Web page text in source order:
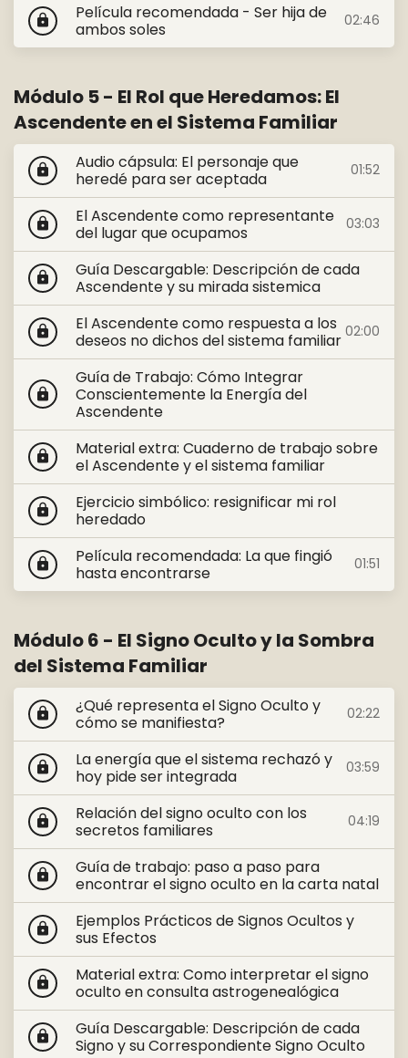
lock
Película recomendada - Ser hija de
ambos soles
02:46
Módulo 5 - El Rol que Heredamos: El
Ascendente en el Sistema Familiar
lock
Audio cápsula: El personaje que
heredé para ser aceptada
01:52
lock
El Ascendente como representante
del lugar que ocupamos
03:03
lock
Guía Descargable: Descripción de cada
Ascendente y su mirada sistemica
lock
El Ascendente como respuesta a los
deseos no dichos del sistema familiar 02:00
lock
Guía de Trabajo: Cómo Integrar
Conscientemente la Energía del
Ascendente
lock
Material extra: Cuaderno de trabajo sobre
el Ascendente y el sistema familiar
lock
Ejercicio simbólico: resignificar mi rol
heredado
lock
Película recomendada: La que fingió
hasta encontrarse
01:51
Módulo 6 - El Signo Oculto y la Sombra
del Sistema Familiar
lock
¿Qué representa el Signo Oculto y
cómo se manifiesta?
02:22
lock
La energía que el sistema rechazó y
hoy pide ser integrada
03:59
lock
Relación del signo oculto con los
secretos familiares
04:19
lock
Guía de trabajo: paso a paso para
encontrar el signo oculto en la carta natal
lock
Ejemplos Prácticos de Signos Ocultos y
sus Efectos
lock
Material extra: Como interpretar el signo
oculto en consulta astrogenealógica
lock
Guía Descargable: Descripción de cada
Signo y su Correspondiente Signo Oculto